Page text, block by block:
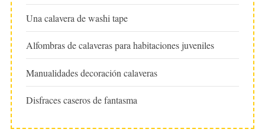
Una calavera de washi tape
Alfombras de calaveras para habitaciones juveniles
Manualidades decoración calaveras
Disfraces caseros de fantasma